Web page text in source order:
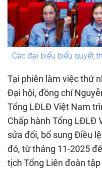
Các đại biểu biểu quyết
Tại phiên làm việc thứ
Đại hội, đồng chí
Tổng LĐLĐ Việt Nam
Chấp hành Tổng LĐLĐ
sửa đổi, bổ sung Điều
đó, từ tháng 11-2025
tịch Tổng Liên đoàn